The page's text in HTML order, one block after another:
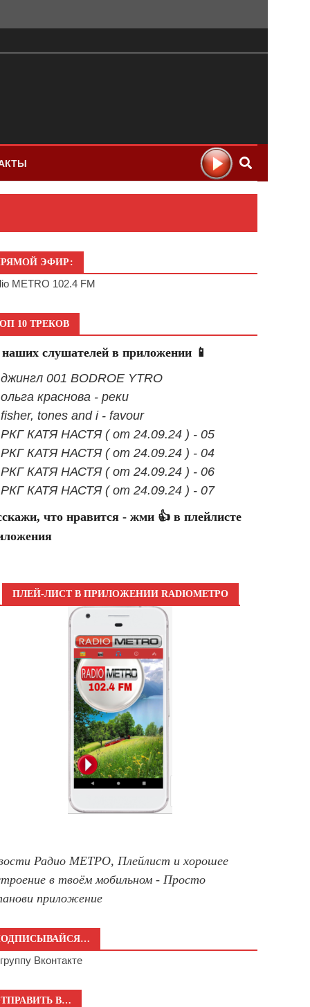
ЭФИР:
METRO 102.4 FM
10 ТРЕКОВ
слушателей в приложении 📱
001 BODROE YTRO
краснова - реки
tones and i - favour
КАТЯ НАСТЯ ( от 24.09.24 ) - 05
КАТЯ НАСТЯ ( от 24.09.24 ) - 04
КАТЯ НАСТЯ ( от 24.09.24 ) - 06
РКГ КАТЯ НАСТЯ ( от 24.09.24 ) - 07
что нравится - жми 👍 в плейлисте
ПЛЕЙ-ЛИСТ В ПРИЛОЖЕНИИ RADIOМЕТРО
Радио МЕТРО, Плейлист и хорошее
в твоём мобильном - Просто
приложение
группу Вконтакте
В…